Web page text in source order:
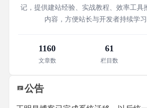
记，提供建站经验、实战教程、效率工具
内容，方便站长与开发者持续学习
1160
文章数
61
栏目数
公告